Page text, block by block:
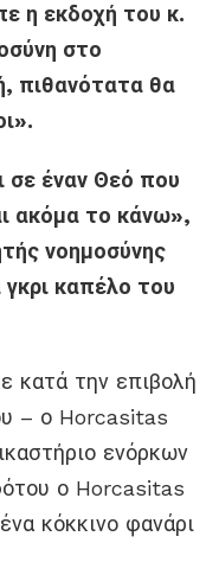
η εκδοχή του κ.
στο
πιθανότατα θα
σε έναν Θεό που
ακόμα το κάνω»,
νοημοσύνης
καπέλο του
κατά την επιβολή
– ο Horcasitas
ενόρκων
ο Horcasitas
κόκκινο φανάρι